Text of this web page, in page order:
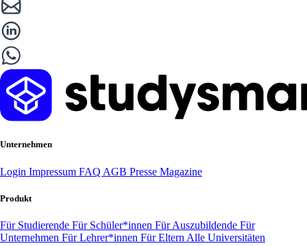
Unternehmen
Login Impressum FAQ AGB Presse Magazine
Produkt
Für Studierende Für Schüler*innen Für Auszubildende Für
Unternehmen Für Lehrer*innen Für Eltern Alle Universitäten